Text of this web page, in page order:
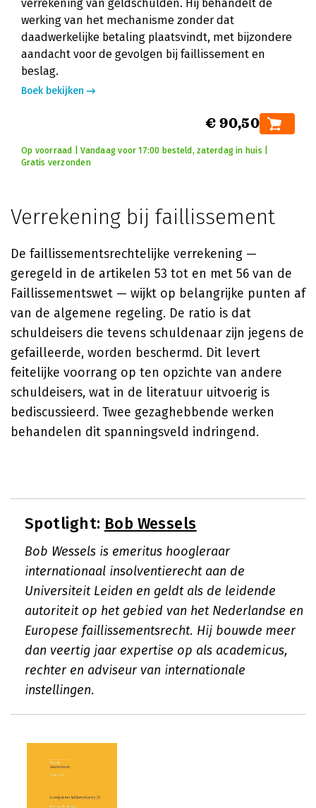
verrekening van geldschulden. Hij behandelt de
werking van het mechanisme zonder dat
daadwerkelijke betaling plaatsvindt, met bijzondere
aandacht voor de gevolgen bij faillissement en
beslag.
Boek bekijken
€ 90,50
Op voorraad | Vandaag voor 17:00 besteld, zaterdag in huis |
Gratis verzonden
Verrekening bij faillissement
De faillissementsrechtelijke verrekening —
geregeld in de artikelen 53 tot en met 56 van de
Faillissementswet — wijkt op belangrijke punten af
van de algemene regeling. De ratio is dat
schuldeisers die tevens schuldenaar zijn jegens de
gefailleerde, worden beschermd. Dit levert
feitelijke voorrang op ten opzichte van andere
schuldeisers, wat in de literatuur uitvoerig is
bediscussieerd. Twee gezaghebbende werken
behandelen dit spanningsveld indringend.
Spotlight: Bob Wessels
Bob Wessels is emeritus hoogleraar
internationaal insolventierecht aan de
Universiteit Leiden en geldt als de leidende
autoriteit op het gebied van het Nederlandse en
Europese faillissementsrecht. Hij bouwde meer
dan veertig jaar expertise op als academicus,
rechter en adviseur van internationale
instellingen.